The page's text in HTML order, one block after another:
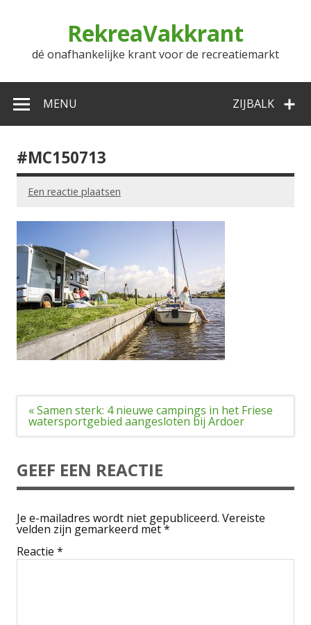
RekreaVakkrant
dé onafhankelijke krant voor de recreatiemarkt
ZIJBALK
MENU
#MC150713
Een reactie plaatsen
Bericht
navigatie
« Samen sterk: 4 nieuwe campings in het Friese
watersportgebied aangesloten bij Ardoer
GEEF EEN REACTIE
Je e-mailadres wordt niet gepubliceerd. Vereiste
velden zijn gemarkeerd met*
Reactie *